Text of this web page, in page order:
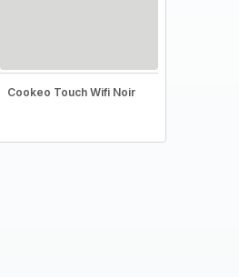
Cookeo Touch Wifi Noir